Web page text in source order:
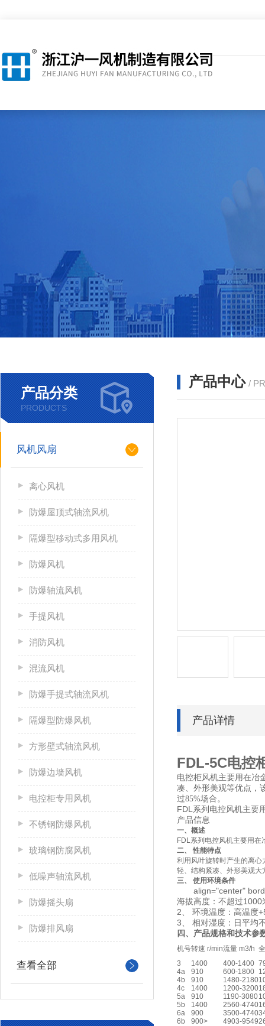
产品分类
PRODUCTS
风机风扇
离心风机
防爆屋顶式轴流风机
隔爆型移动式多用风机
防爆风机
防爆轴流风机
手提风机
消防风机
混流风机
防爆手提式轴流风机
隔爆型防爆风机
方形壁式轴流风机
防爆边墙风机
电控柜专用风机
不锈钢防爆风机
玻璃钢防腐风机
低噪声轴流风机
防爆摇头扇
防爆排风扇
查看全部
产品中心 /
产品详情
FDL-5C电控
电控柜风机主要用在冶
凑、外形美观等优点，
过85%场合。
FDL系列电控风机主要
产品信息
一、概述
FDL系列电控风机主要用
二、 性能特点
利用风叶旋转时产生的离
轻、结构紧凑、外形美观大
三、 使用环境条件
align="center"
海拔高度：不超过1000
2、 环境温度：高温
3、 相对湿度：日平均
四、产品规格和技术参
机号转速 r/min流量 m3/h
3
1400 400-1400
4a
910 600-1800
4b
910 1480-2180
4c
1400 1200-3200
5a
910 1190-3080
5b
1400 2560-4740
6a
900 3500-4740
6b
900> 4903-9549